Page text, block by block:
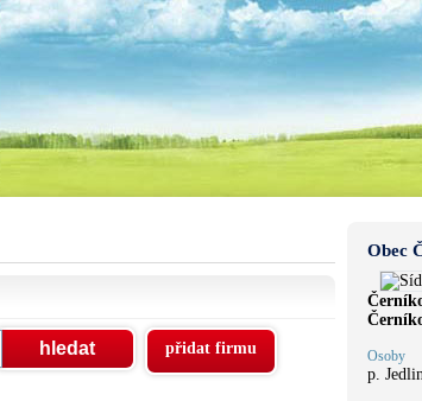
přidat firmu
Obec
Osoby
p.